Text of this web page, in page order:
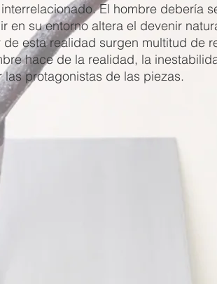
El hombre debería
su entorno altera el devenir
esta realidad surgen multitud de
hace de la realidad, la
protagonistas de las piezas.